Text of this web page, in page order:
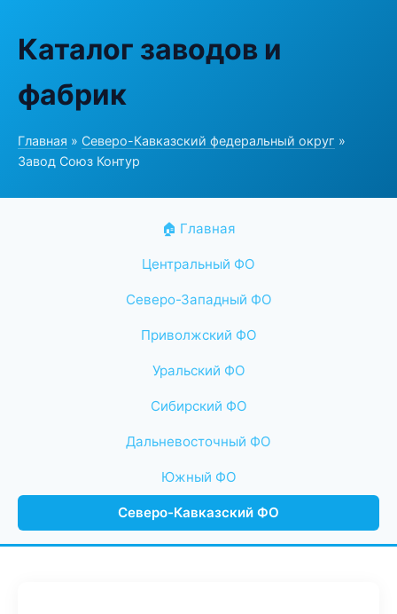
Каталог заводов и
фабрик
Главная » Северо-Кавказский федеральный округ »
Завод Союз Контур
🏠 Главная
Центральный ФО
Северо-Западный ФО
Приволжский ФО
Уральский ФО
Сибирский ФО
Дальневосточный ФО
Южный ФО
Северо-Кавказский ФО